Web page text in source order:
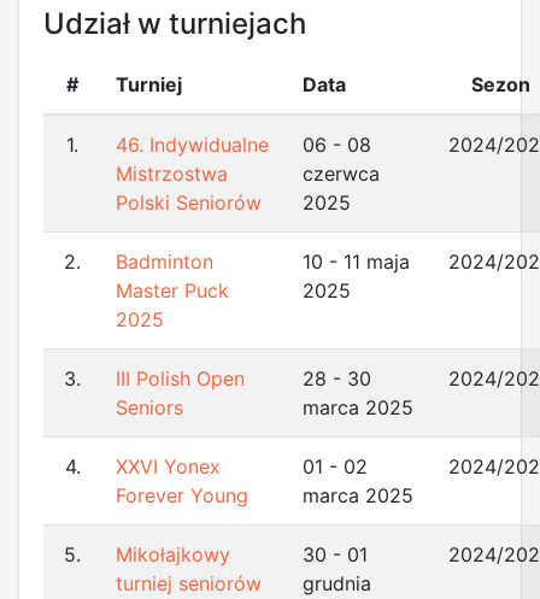
Udział w turniejach
# Turniej Data Sezon
1.
46. Indywidualne
Mistrzostwa
Polski Seniorów
06 - 08
czerwca
2025
2024/
2.
Badminton
Master Puck
2025
10 - 11 maja
2025
2024/
3.
III Polish Open
Seniors
28 - 30
marca 2025
2024/
4.
XXVI Yonex
Forever Young
01 - 02
marca 2025
2024/
5.
Mikołajkowy
turniej seniorów
30 - 01
grudnia
2024/